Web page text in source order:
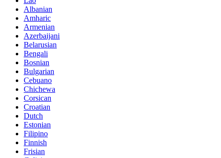
Albanian
Amharic
Armenian
Azerbaijani
Belarusian
Bengali
Bosnian
Bulgarian
Cebuano
Chichewa
Corsican
Croatian
Dutch
Estonian
Filipino
Finnish
Frisian